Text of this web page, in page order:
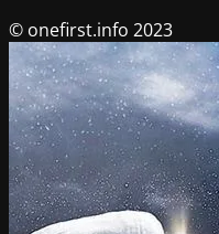
© onefirst.info 2023